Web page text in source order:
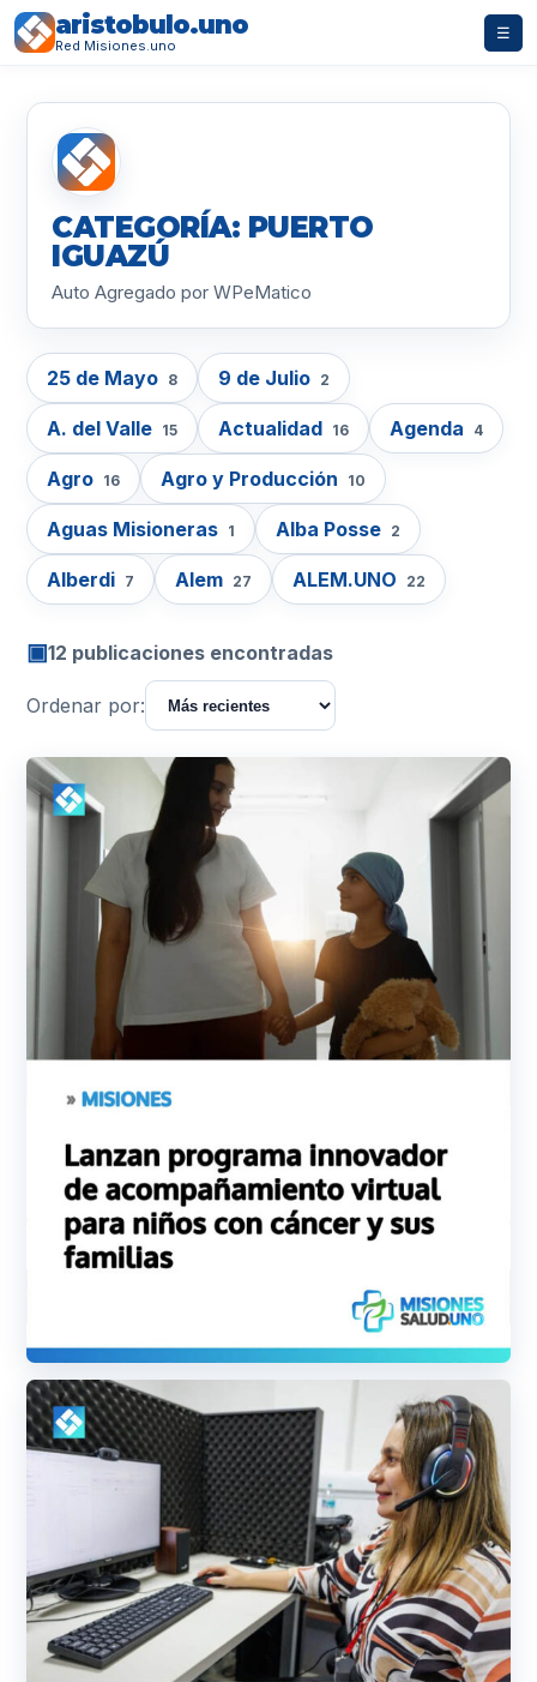
aristobulo.uno
Red Misiones.uno
☰
CATEGORÍA: PUERTO
IGUAZÚ
Auto Agregado por WPeMatico
25 de Mayo 8 9 de Julio 2
A. del Valle 15 Actualidad 16 Agenda 4
Agro 16 Agro y Producción 10
Aguas Misioneras 1 Alba Posse 2
Alberdi 7 Alem 27 ALEM.UNO 22
▣12 publicaciones encontradas
Ordenar por: